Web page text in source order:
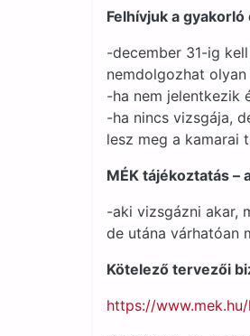
Felhívjuk a
-december 31-ig
nemdolgozhat
-ha nem jelentkezik
-ha nincs vizsgája,
lesz meg a kamarai
MÉK tájékoztatás –
-aki vizsgázni akar,
de utána várhatóan
Kötelező tervezői
https://